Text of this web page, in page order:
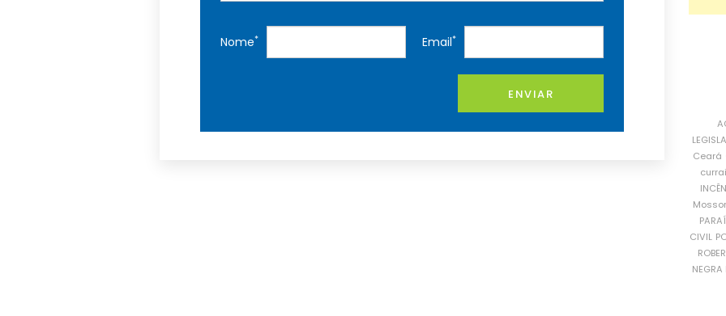
Nome* Email*
ENVIAR
Ceará
CIVIL
NEGRA